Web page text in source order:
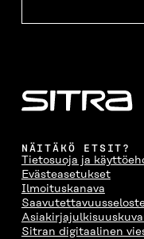
NÄITÄKÖ ETSIT?
Tietosuoja ja
Evästeasetukset
Ilmoituskanava
Sitran digitaalinen